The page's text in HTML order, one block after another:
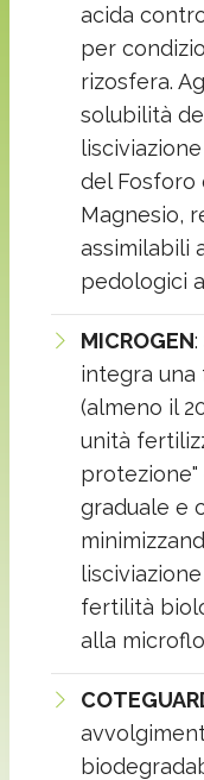
acida
per
rizosfera.
solubilità
del Fosforo
Magnesio,
assimilabili
pedologici
MICROGEN
integra una
(almeno il
unità
protezione"
graduale e
fertilità
alla